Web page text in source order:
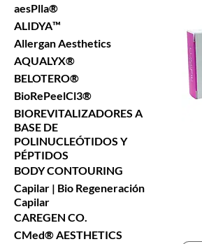
aesPlla®
ALIDYA™
Allergan Aesthetics
AQUALYX®
BELOTERO®
BioRePeelCl3®
BIOREVITALIZADORES A
BASE DE
POLINUCLEÓTIDOS Y
PÉPTIDOS
BODY CONTOURING
Capilar | Bio Regeneración
Capilar
CAREGEN CO.
CMed® AESTHETICS